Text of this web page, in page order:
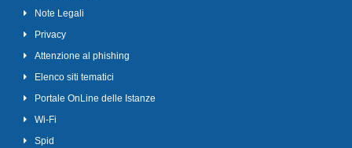
Note Legali
Privacy
Attenzione al phishing
Elenco siti tematici
Portale OnLine delle Istanze
Wi-Fi
Spid